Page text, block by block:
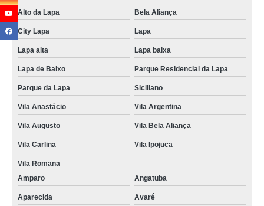
Alto da Lapa
Bela Aliança
City Lapa Lapa
Lapa alta Lapa baixa
Lapa de Baixo Parque Residencial da Lapa
Parque da Lapa Siciliano
Vila Anastácio Vila Argentina
Vila Augusto Vila Bela Aliança
Vila Carlina Vila Ipojuca
Vila Romana
Amparo
Angatuba
Aparecida Avaré